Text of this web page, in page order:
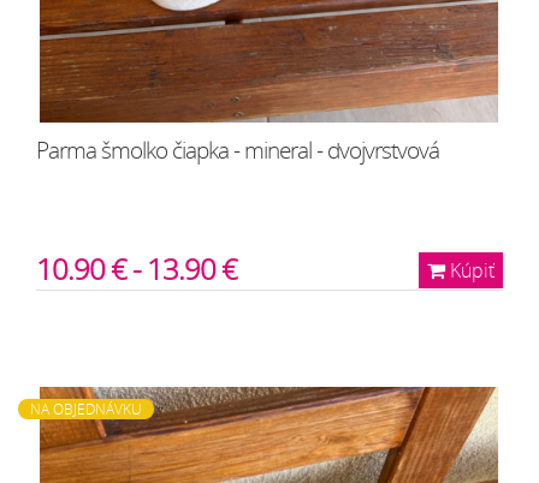
Parma šmolko čiapka - mineral - dvojvrstvová
Kúpiť
10.90 € - 13.90 €
NA OBJEDNÁVKU